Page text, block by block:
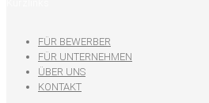
FÜR BEWERBER
FÜR UNTERNEHMEN
ÜBER UNS
KONTAKT